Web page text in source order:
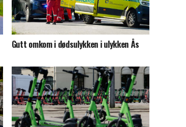
Gutt omkom i dødsulykken i ulykken Ås